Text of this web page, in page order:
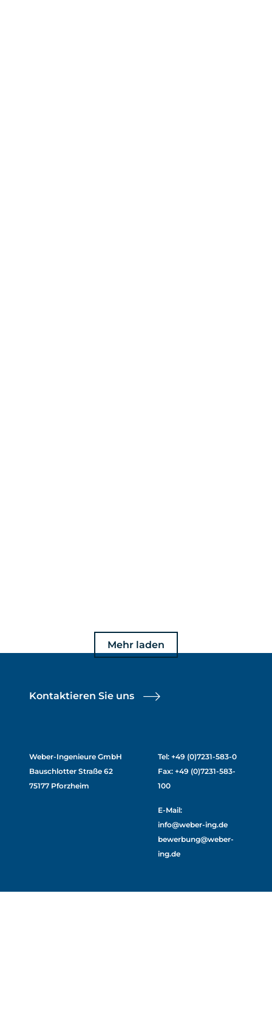
Mehr laden
Kontaktieren Sie uns
Weber-Ingenieure GmbH
Bauschlotter Straße 62
75177 Pforzheim
Tel: +49 (0)7231-583-0
Fax: +49 (0)7231-583-
100
E-Mail:
info@weber-ing.de
bewerbung@weber-
ing.de